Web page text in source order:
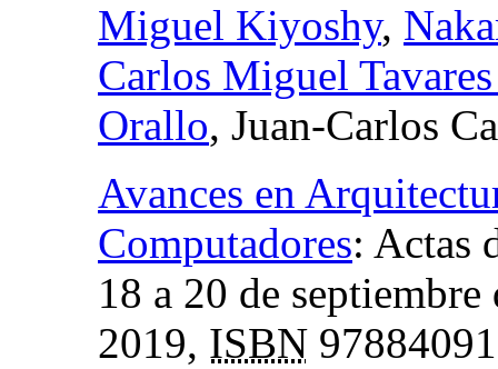
Miguel Kiyoshy,
Carlos Miguel
Orallo, Juan-Carlos
Avances en
Computadores: Actas
18 a 20 de septiembre
2019, ISBN